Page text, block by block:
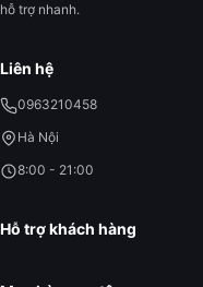
hỗ trợ nhanh.
Liên hệ
0963210458
Hà Nội
8:00 - 21:00
Hỗ trợ khách hàng